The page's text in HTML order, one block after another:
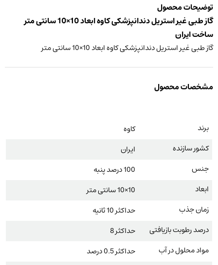
توضیحات محصول
گاز طبی غیر استریل دندانپزشکی کاوه ابعاد 10×10 سانتی متر
ساخت ایران
گاز طبی غیر استریل دندانپزشکی کاوه ابعاد 10×10 سانتی متر
مشخصات محصول
برند
کاوه
کشور سازنده
ایران
جنس
100 درصد پنبه
ابعاد
10×10 سانتی متر
زمان جذب
حداکثر 10 ثانیه
درصد رطوبت بازیافتی
حداکثر 8
مواد محلول در آب
حداکثر 0.5 درصد